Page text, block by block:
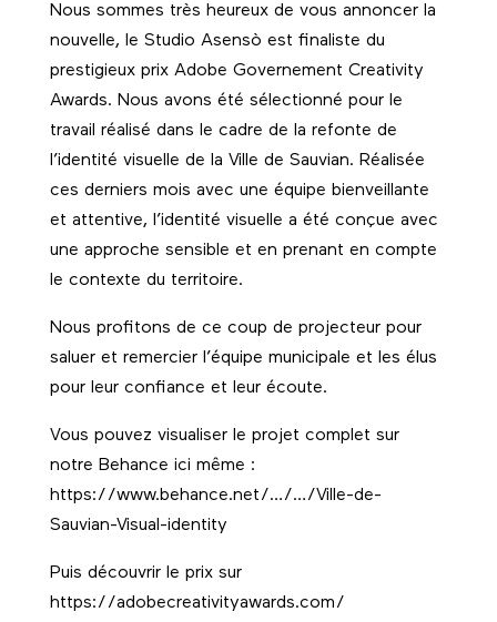
Nous sommes très heureux de vous annoncer la
nouvelle, le Studio Asensò est finaliste du
prestigieux prix Adobe Governement Creativity
Awards. Nous avons été sélectionné pour le
travail réalisé dans le cadre de la refonte de
l’identité visuelle de la Ville de Sauvian. Réalisée
ces derniers mois avec une équipe bienveillante
et attentive, l’identité visuelle a été conçue avec
une approche sensible et en prenant en compte
le contexte du territoire.
Nous profitons de ce coup de projecteur pour
saluer et remercier l’équipe municipale et les élus
pour leur confiance et leur écoute.
Vous pouvez visualiser le projet complet sur
notre Behance ici même :
https://www.behance.net/…/…/Ville-de-
Sauvian-Visual-identity
Puis découvrir le prix sur
https://adobecreativityawards.com/